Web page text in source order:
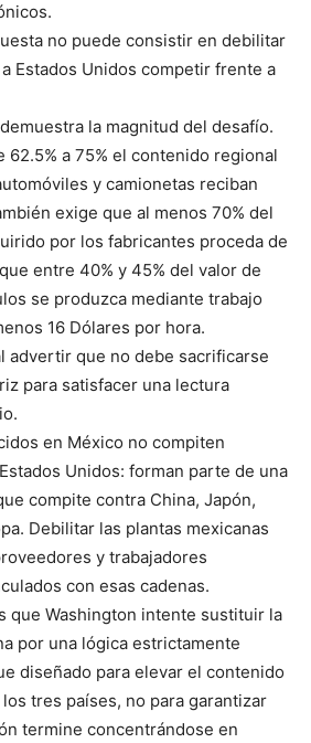
no puede consistir en debilitar
Estados Unidos competir frente a
la magnitud del desafío.
62.5% a 75% el contenido regional
y camionetas reciban
exige que al menos 70% del
por los fabricantes proceda de
entre 40% y 45% del valor de
se produzca mediante trabajo
16 Dólares por hora.
advertir que no debe sacrificarse
para satisfacer una lectura
en México no compiten
Unidos: forman parte de una
compite contra China, Japón,
Debilitar las plantas mexicanas
y trabajadores
con esas cadenas.
que Washington intente sustituir la
por una lógica estrictamente
diseñado para elevar el contenido
tres países, no para garantizar
termine concentrándose en